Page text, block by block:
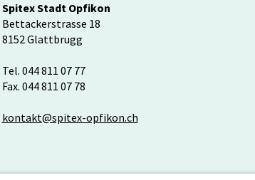
Spitex Stadt Opfikon
Bettackerstrasse 18
8152 Glattbrugg
Tel. 044 811 07 77
Fax. 044 811 07 78
kontakt@spitex-opfikon.ch